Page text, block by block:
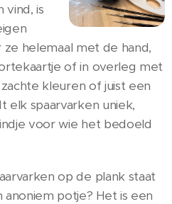
vind, is
helemaal met de hand,
of in overleg met
kleuren of juist een
elk spaarvarken uniek,
voor wie het bedoeld
op de plank staat
potje? Het is een